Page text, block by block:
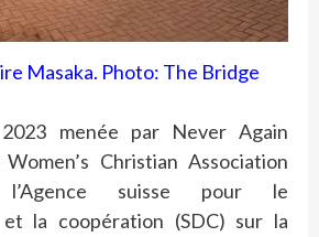
Masaka. Photo: The Bridge
menée par Never Again
Christian Association
suisse pour le
et la coopération (SDC) sur la